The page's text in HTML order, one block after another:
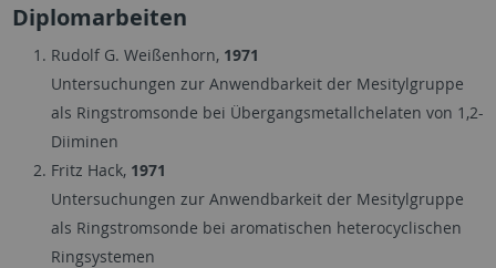
Diplomarbeiten
Rudolf G. Weißenhorn, 1971
Untersuchungen zur Anwendbarkeit der Mesitylgruppe
als Ringstromsonde bei Übergangsmetallchelaten von 1,2-
Diiminen
Fritz Hack, 1971
Untersuchungen zur Anwendbarkeit der Mesitylgruppe
als Ringstromsonde bei aromatischen heterocyclischen
Ringsystemen